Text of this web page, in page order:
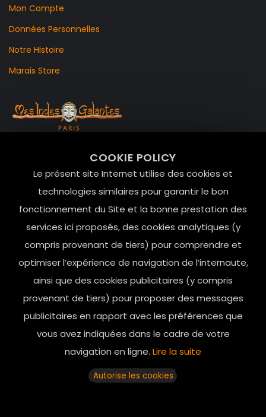
COOKIE POLICY
Le présent site Internet utilise des cookies et
technologies similaires pour garantir le bon
fonctionnement du Site et la bonne prestation des
services ici proposés, des cookies analytiques (y
compris provenant de tiers) pour comprendre et
optimiser l’expérience de navigation de l’internaute,
ainsi que des cookies publicitaires (y compris
provenant de tiers) pour proposer des messages
publicitaires en rapport avec les préférences que
vous avez indiquées dans le cadre de votre
navigation en ligne. Lire la suite
Autorise les cookies
Mon Compte
Données Personnelles
Notre Histoire
Marais Store
Le Marais, 75004 Paris
contact@mesindesgalantes.com
01.42.72.42.51
Horaires d’ouverture: 11h - 19h30 Du lundi au dimanche